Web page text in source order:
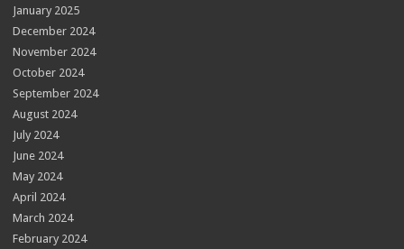
January 2025
December 2024
November 2024
October 2024
September 2024
August 2024
July 2024
June 2024
May 2024
April 2024
March 2024
February 2024